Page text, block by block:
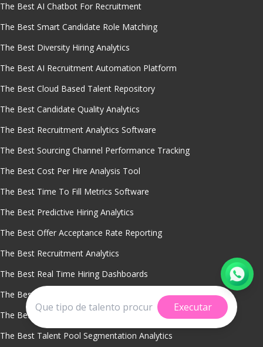
Executar
The Best AI Chatbot For Recruitment
The Best Smart Candidate Role Matching
The Best Diversity Hiring Analytics
The Best AI Recruitment Automation Platform
The Best Cloud Based Talent Repository
The Best Candidate Quality Analytics
The Best Recruitment Analytics Software
The Best Sourcing Channel Performance Tracking
The Best Cost Per Hire Analysis Tool
The Best Time To Fill Metrics Software
The Best Predictive Hiring Analytics
The Best Offer Acceptance Rate Reporting
The Best Recruitment Analytics
The Best Real Time Hiring Dashboards
The Best Dormant Candidate Reactivation Software
The Best Talent Pipeline Management Tool
The Best Talent Pool Segmentation Analytics